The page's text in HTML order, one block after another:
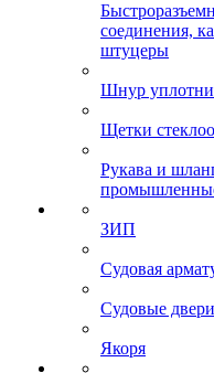
соединения,
штуцеры
Шнур
Щетки
Рукава и
ЗИП
Судовая
Судовые
Якоря